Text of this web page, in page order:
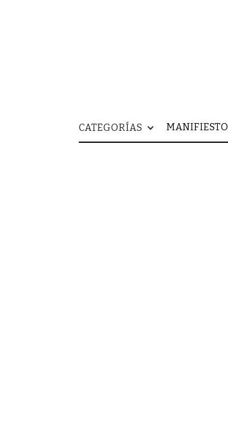
CATEGORÍAS MANIFIESTO